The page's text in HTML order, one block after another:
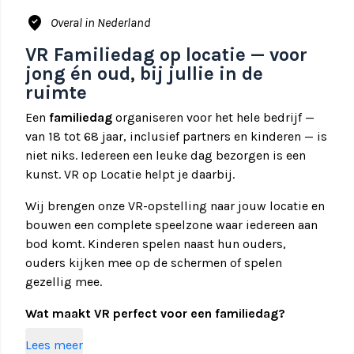
VR Familiedag op locatie — voor
jong én oud, bij jullie in de
ruimte
Een familiedag organiseren voor het hele bedrijf —
van 18 tot 68 jaar, inclusief partners en kinderen — is
niet niks. Iedereen een leuke dag bezorgen is een
kunst. VR op Locatie helpt je daarbij.
Wij brengen onze VR-opstelling naar jouw locatie en
bouwen een complete speelzone waar iedereen aan
bod komt. Kinderen spelen naast hun ouders,
ouders kijken mee op de schermen of spelen
gezellig mee.
Wat maakt VR perfect voor een familiedag?
Virtual Reality heeft iets magisch. Het maakt niet uit
Lees meer
where_to_vote Overal in Nederland